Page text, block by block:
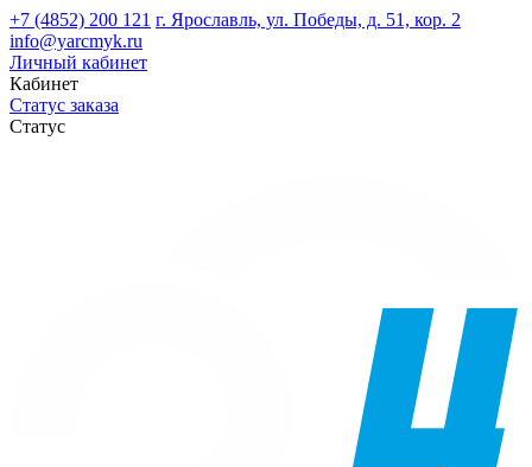
+7 (4852) 200 121 г. Ярославль, ул. Победы, д. 51, кор. 2
info@yarcmyk.ru
Личный кабинет
Кабинет
Статус заказа
Статус